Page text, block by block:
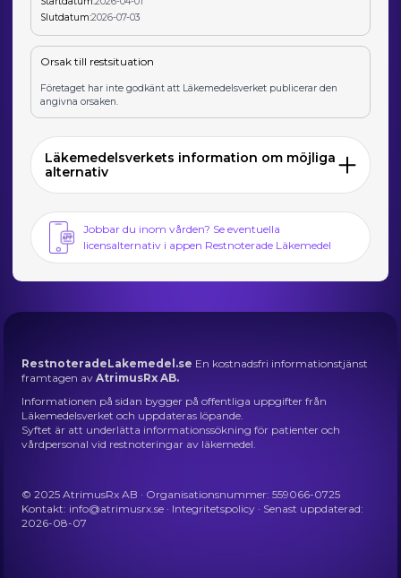
Slutdatum:2026-07-03
Orsak till restsituation
Företaget har inte godkänt att Läkemedelsverket publicerar den
angivna orsaken.
Läkemedelsverkets information om möjliga
alternativ
Jobbar du inom vården? Se eventuella
licensalternativ i appen Restnoterade Läkemedel
RestnoteradeLakemedel.se En kostnadsfri informationstjänst
framtagen avAtrimusRx AB.
Informationen på sidan bygger på offentliga uppgifter från
Läkemedelsverket och uppdateras löpande.
Syftet är att underlätta informationssökning för patienter och
vårdpersonal vid restnoteringar av läkemedel.
© 2025 AtrimusRx AB · Organisationsnummer: 559066-0725
Kontakt: info@atrimusrx.se · Integritetspolicy · Senast uppdaterad:
2026-08-07